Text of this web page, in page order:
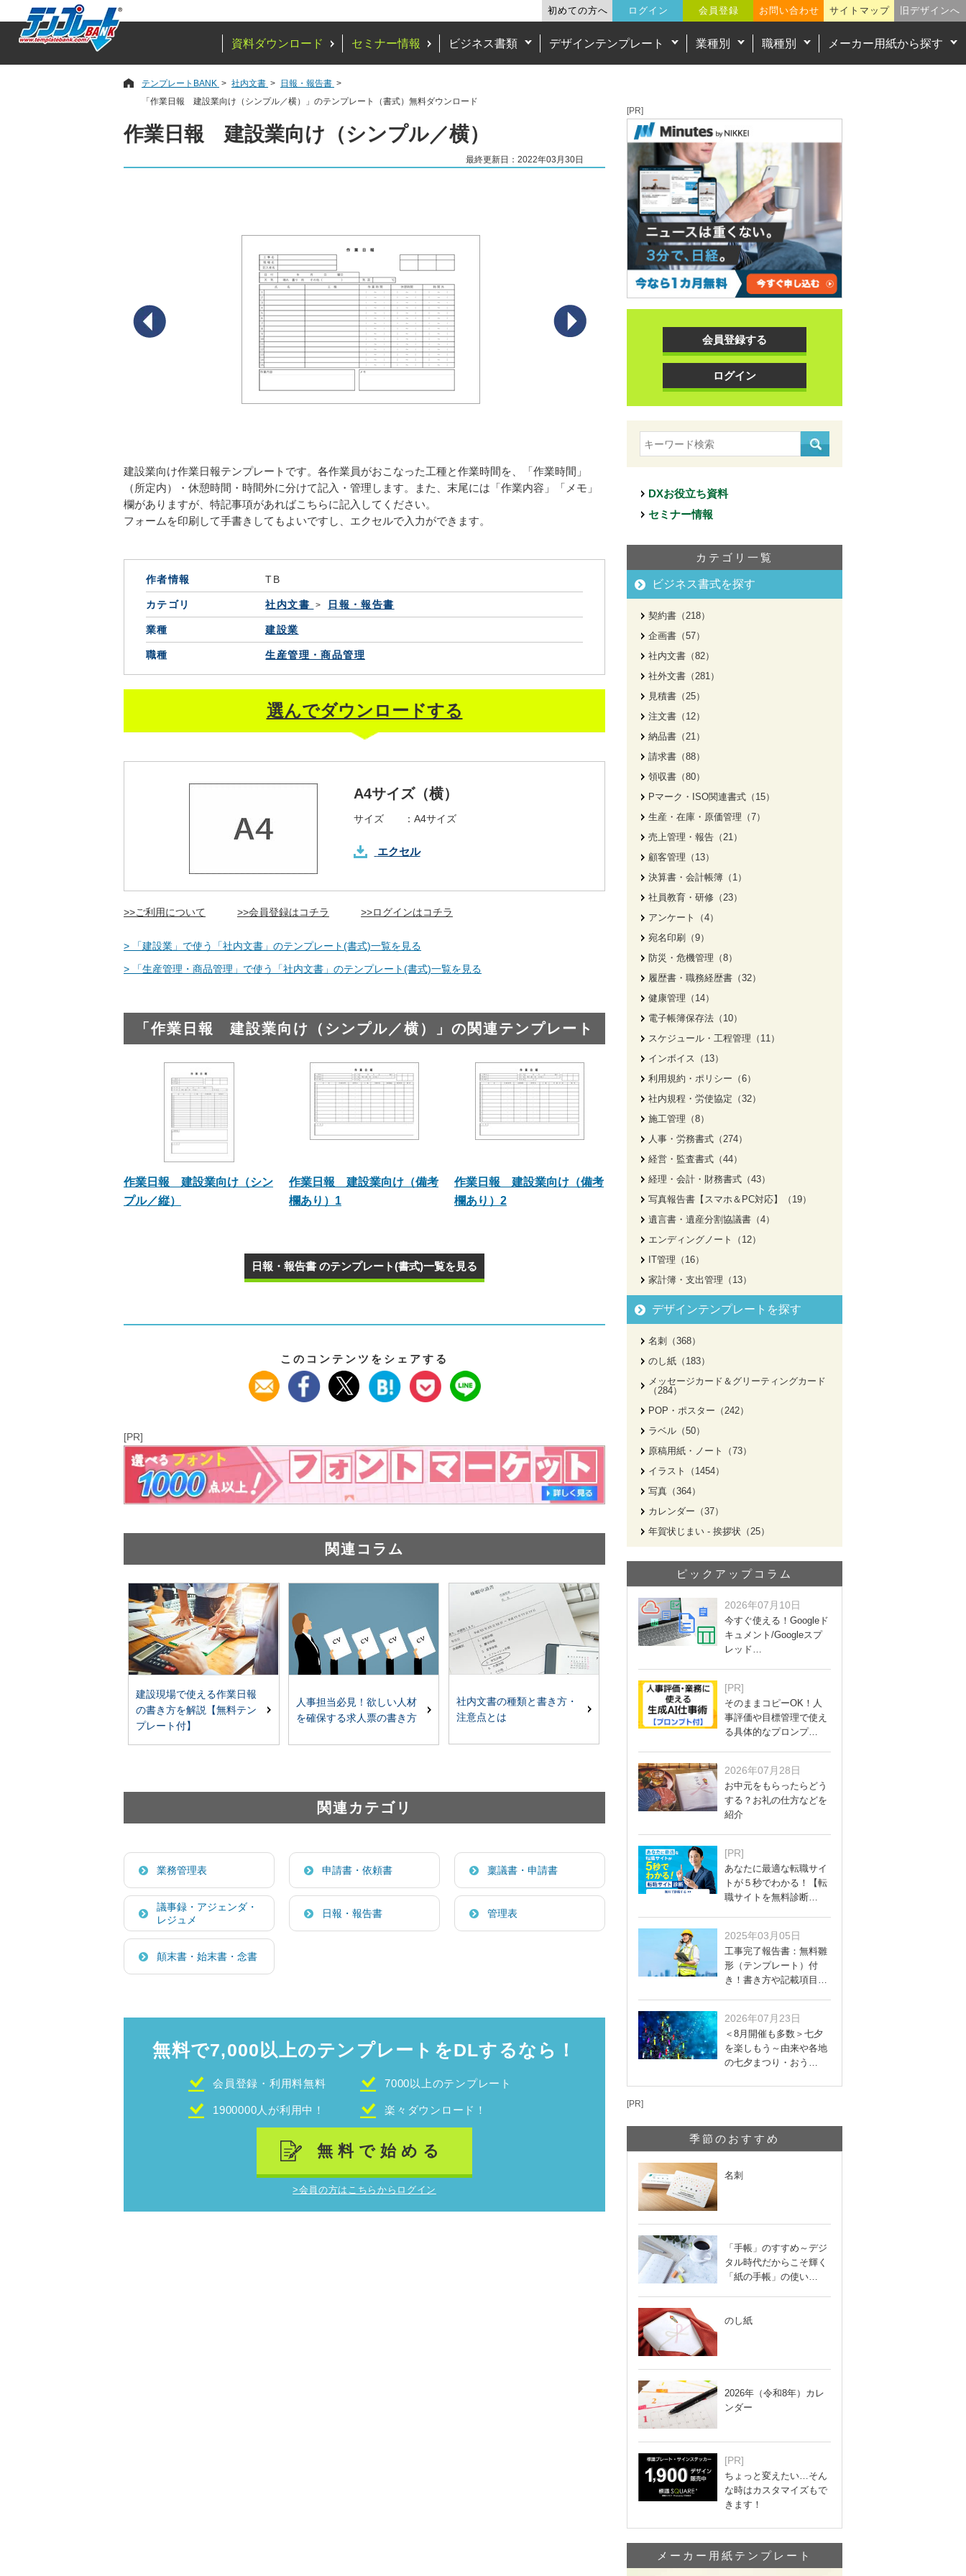
初めての方へ ログイン 会員登録 お問い合わせ サイトマップ 旧デザインへ
資料ダウンロード セミナー情報 ビジネス書類 デザインテンプレート 業種別 職種別 メーカー用紙から探す
テンプレートBANK 社内文書
日報・報告書
「作業日報 建設業向け（シンプル／横）」のテンプレート（書式）無料ダウンロード
作業日報 建設業向け（シンプル／横）
最終更新日：2022年03月30日
建設業向け作業日報テンプレートです。各作業員がおこなった工種と作業時間を、「作業時間」
（所定内）・休憩時間・時間外に分けて記入・管理します。また、末尾には「作業内容」「メモ」
欄がありますが、特記事項があればこちらに記入してください。
フォームを印刷して手書きしてもよいですし、エクセルで入力ができます。
作者情報 TB
カテゴリ 社内文書 日報・報告書
業種 建設業
職種 生産管理・商品管理
選んでダウンロードする
A4サイズ（横）
サイズ ： A4サイズ
エクセル
>>ご利用について >>会員登録はコチラ >>ログインはコチラ
> 「建設業」で使う「社内文書」のテンプレート(書式)一覧を見る
> 「生産管理・商品管理」で使う「社内文書」のテンプレート(書式)一覧を見る
「作業日報 建設業向け（シンプル／横）」の関連テンプレート
作業日報 建設業向け（シン
プル／縦）
作業日報 建設業向け（備考
欄あり）1
作業日報 建設業向け（備考
欄あり）2
日報・報告書 のテンプレート(書式)一覧を見る
このコンテンツをシェアする
[PR]
関連コラム
建設現場で使える作業日報
の書き方を解説【無料テン
プレート付】
人事担当必見！欲しい人材
を確保する求人票の書き方
社内文書の種類と書き方・
注意点とは
関連カテゴリ
業務管理表 申請書・依頼書 稟議書・申請書
議事録・アジェンダ・
レジュメ
日報・報告書 管理表
顛末書・始末書・念書
無料で7,000以上のテンプレートをDLするなら！
会員登録・利用料無料 7000以上のテンプレート
1900000人が利用中！ 楽々ダウンロード！
無料で始める
>会員の方はこちらからログイン
[PR]
会員登録する
ログイン
DXお役立ち資料
セミナー情報
カテゴリ一覧
ビジネス書式を探す
契約書（218）
企画書（57）
社内文書（82）
社外文書（281）
見積書（25）
注文書（12）
納品書（21）
請求書（88）
領収書（80）
Pマーク・ISO関連書式（15）
生産・在庫・原価管理（7）
売上管理・報告（21）
顧客管理（13）
決算書・会計帳簿（1）
社員教育・研修（23）
アンケート（4）
宛名印刷（9）
防災・危機管理（8）
履歴書・職務経歴書（32）
健康管理（14）
電子帳簿保存法（10）
スケジュール・工程管理（11）
インボイス（13）
利用規約・ポリシー（6）
社内規程・労使協定（32）
施工管理（8）
人事・労務書式（274）
経営・監査書式（44）
経理・会計・財務書式（43）
写真報告書【スマホ＆PC対応】（19）
遺言書・遺産分割協議書（4）
エンディングノート（12）
IT管理（16）
家計簿・支出管理（13）
デザインテンプレートを探す
名刺（368）
のし紙（183）
メッセージカード＆グリーティングカード
（284）
POP・ポスター（242）
ラベル（50）
原稿用紙・ノート（73）
イラスト（1454）
写真（364）
カレンダー（37）
年賀状じまい - 挨拶状（25）
ピックアップコラム
2026年07月10日
今すぐ使える！Googleド
キュメント/Googleスプ
レッド…
[PR]
そのままコピーOK！人
事評価や目標管理で使え
る具体的なプロンプ…
2026年07月28日
お中元をもらったらどう
する？お礼の仕方などを
紹介
[PR]
あなたに最適な転職サイ
トが５秒でわかる！【転
職サイトを無料診断…
2025年03月05日
工事完了報告書：無料雛
形（テンプレート）付
き！書き方や記載項目…
2026年07月23日
＜8月開催も多数＞七夕
を楽しもう～由来や各地
の七夕まつり・おう…
[PR]
季節のおすすめ
名刺
「手帳」のすすめ～デジ
タル時代だからこそ輝く
「紙の手帳」の使い…
のし紙
2026年（令和8年）カレ
ンダー
[PR]
ちょっと変えたい…そん
な時はカスタマイズもで
きます！
メーカー用紙テンプレート